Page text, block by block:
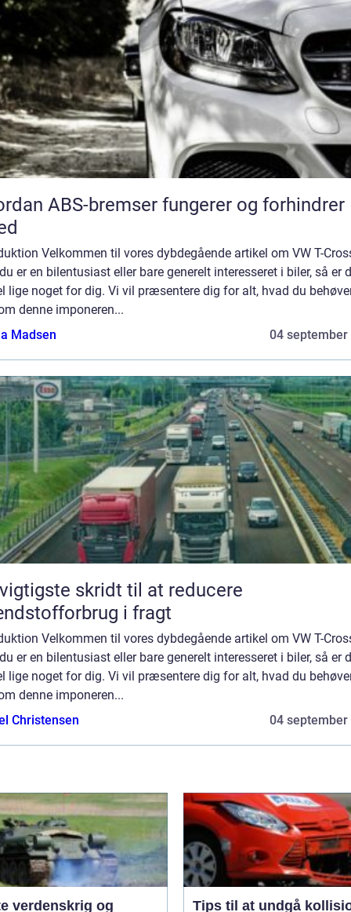
ABS-bremser fungerer og forhindrer
Velkommen til vores dybdegående artikel om VW T-
er en bilentusiast eller bare generelt interesseret i biler, så er
lige noget for dig. Vi vil præsentere dig for alt, hvad du
denne imponeren...
Madsen
04 september
skridt til at reducere
i fragt
Velkommen til vores dybdegående artikel om VW T-
er en bilentusiast eller bare generelt interesseret i biler, så er
lige noget for dig. Vi vil præsentere dig for alt, hvad du
denne imponeren...
Christensen
04 september
verdenskrig og Tips til at undgå